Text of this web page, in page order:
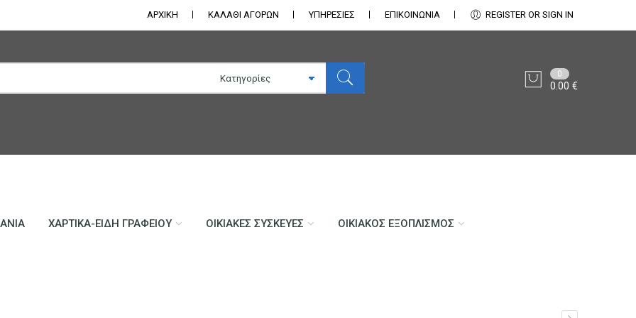
ΑΡΧΙΚΗ ΚΑΛΑΘΙ ΑΓΟΡΩΝ ΥΠΗΡΕΣΙΕΣ ΕΠΙΚΟΙΝΩΝΊΑ REGISTER OR SIGN IN
0
0.00€
ΧΑΡΤΙΚΆ-ΕΊΔΗ ΓΡΑΦΕΊΟΥ ΟΙΚΙΑΚΈΣ ΣΥΣΚΕΥΈΣ ΟΙΚΙΑΚΌΣ ΕΞΟΠΛΙΣΜΌΣ